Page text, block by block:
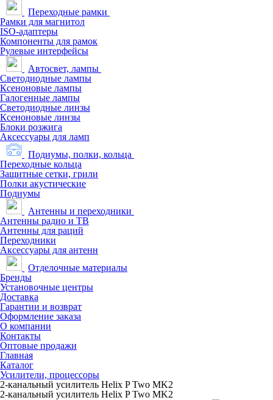
Переходные рамки
Рамки для магнитол
ISO-адаптеры
Компоненты для рамок
Рулевые интерфейсы
Автосвет, лампы
Светодиодные лампы
Ксеноновые лампы
Галогенные лампы
Светодиодные линзы
Ксеноновые линзы
Блоки розжига
Аксессуары для ламп
Подиумы, полки, кольца
Переходные кольца
Защитные сетки, грили
Полки акустические
Подиумы
Антенны и переходники
Антенны радио и ТВ
Антенны для раций
Переходники
Аксессуары для антенн
Отделочные материалы
Бренды
Установочные центры
Доставка
Гарантии и возврат
Оформление заказа
О компании
Контакты
Оптовые продажи
Главная
Каталог
Усилители, процессоры
2-канальный усилитель Helix P Two MK2
2-канальный усилитель Helix P Two MK2